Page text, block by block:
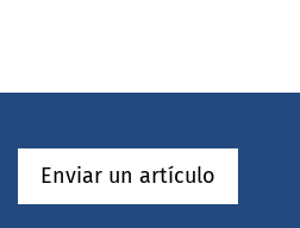
Enviar un artículo